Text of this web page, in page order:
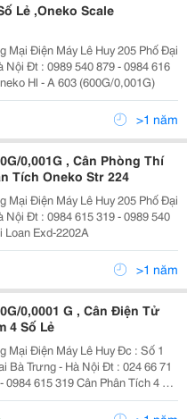
Lẻ ,Oneko Scale
Máy Lê Huy 205 Phố Đại
616
Oneko Hl - A 603 (600G/0,001G)
>1 năm
0,001G , Cân Phòng Thí
Tích Oneko Str 224
Máy Lê Huy 205 Phố Đại
540
Loan Exd-2202A
>1 năm
0,0001 G , Cân Điện Tử
4 Số Lẻ
Điện Máy Lê Huy Đc : Số 1
- Hà Nội Đt : 024 66 71
Cân Phân Tích 4 Số
Cân Phân Tích Cơ